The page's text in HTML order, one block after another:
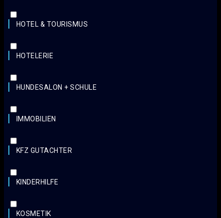
HOTEL & TOURISMUS
HOTELERIE
HUNDESALON + SCHULE
IMMOBILIEN
KFZ GUTACHTER
KINDERHILFE
KOSMETIK